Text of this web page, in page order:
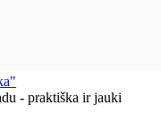
- praktiška ir jauki